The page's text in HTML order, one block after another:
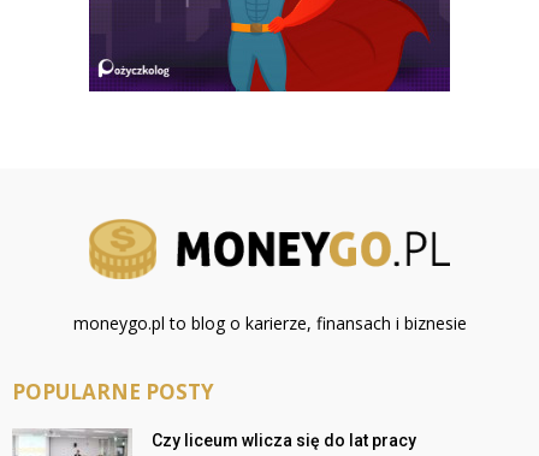
moneygo.pl to blog o karierze, finansach i biznesie
POPULARNE POSTY
Czy liceum wlicza się do lat pracy